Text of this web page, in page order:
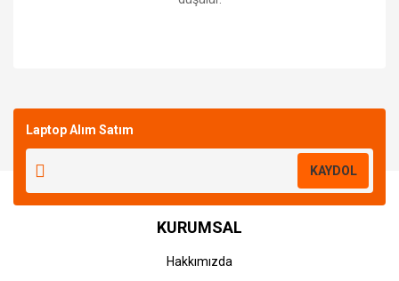
Laptop Alım Satım
KAYDOL
KURUMSAL
Hakkımızda